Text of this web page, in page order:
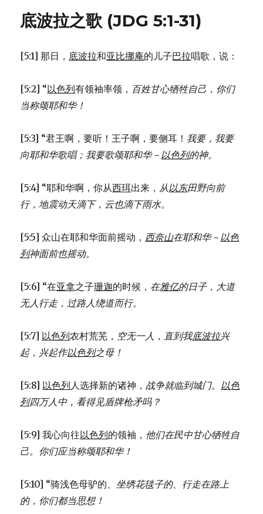
和
(JDG
底波拉之歌 (JDG 5:1-31)
[5:1] 那日， 底波拉和亚比挪庵的儿子巴拉唱歌，说：
[5:2] “以色列有领袖率领， 百姓甘心牺牲自己， 你们
当称颂耶和华！
[5:3] “君王啊，要听！王子啊，要侧耳！ 我要，我要
向耶和华歌唱； 我要歌颂耶和华－ 以色列的神。
[5:4] “耶和华啊，你从西珥出来， 从以东田野向前
行，地震动天滴下， 云也滴下雨水。
[5:5] 众山在耶和华面前摇动， 西奈山在耶和华－ 以色
列神面前也摇动。
[5:6] “在亚拿之子珊迦的时候， 在雅亿的日子， 大道
无人行走， 过路人绕道而行。
[5:7] 以色列农村荒芜， 空无一人， 直到我底波拉兴
起， 兴起作以色列之母！
[5:8] 以色列人选择新的诸神，战争就临到城门。 以色
列四万人中， 看得见盾牌枪矛吗？
[5:9] 我心向往以色列的领袖， 他们在民中甘心牺牲自
己。 你们应当称颂耶和华！
[5:10] “骑浅色母驴的、 坐绣花毯子的、 行走在路上
的， 你们都当思想！